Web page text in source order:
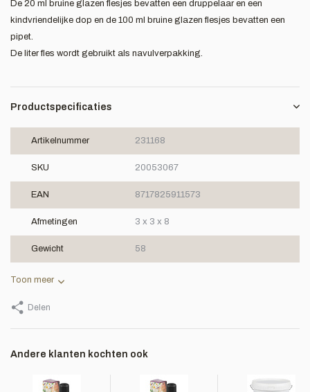
De 20 ml bruine glazen flesjes bevatten een druppelaar en een
kindvriendelijke dop en de 100 ml bruine glazen flesjes bevatten een
pipet.
De liter fles wordt gebruikt als navulverpakking.
Productspecificaties
Artikelnummer 231168
SKU 20053067
EAN 8717825911573
Afmetingen 3 x 3 x 8
Gewicht 58
Toon meer
Delen
Andere klanten kochten ook